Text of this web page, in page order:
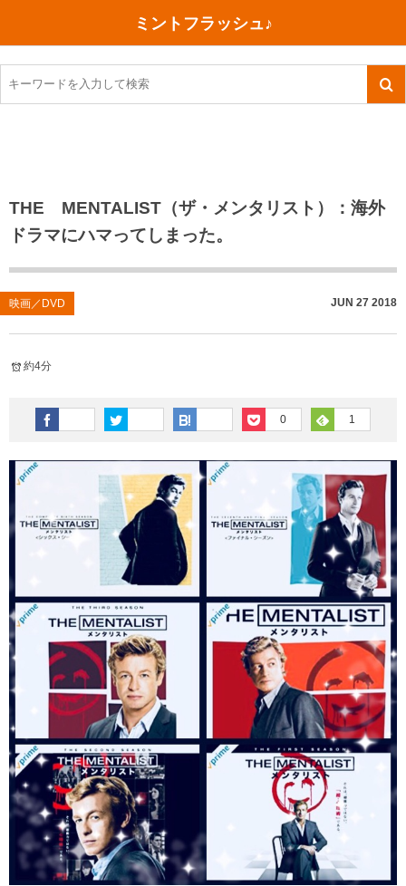
ミントフラッシュ♪
THE MENTALIST（ザ・メンタリスト）：海外
ドラマにハマってしまった。
映画／DVD JUN 27 2018
約4分
0 1
TOEIC感想・結果
TOEIC800点への道
TOEIC（作戦・ノウハウなど）
TOEIC700点への道
英単語
その他英語関連
今日買った本
ご朱印帳めぐり
川越（埼玉県）
沖縄
神戸
行ってきたあれこれ
旅行関連あれこれ
ファスティング
コスメ
ダイエット
健康あれこれ
美容あれこれ
食べ物
今日の一枚
月、星、宇宙